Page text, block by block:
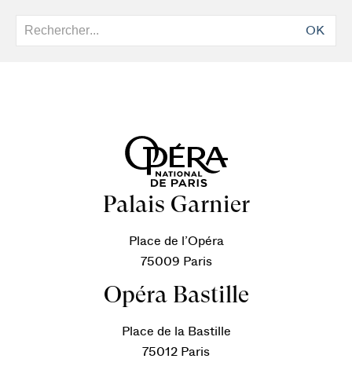
OK
Palais Garnier
Place de l’Opéra
75009 Paris
Opéra Bastille
Place de la Bastille
75012 Paris